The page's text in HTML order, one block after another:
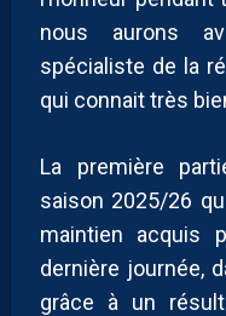
nous aurons
spécialiste de la
qui connait très
La première
saison 2025/26
maintien acquis
dernière journée,
grâce à un